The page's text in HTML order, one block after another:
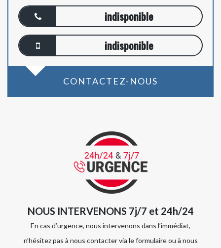
indisponible
indisponible
CONTACTEZ-NOUS
NOUS INTERVENONS 7j/7 et 24h/24
En cas d’urgence, nous intervenons dans l’immédiat,
n’hésitez pas à nous contacter via le formulaire ou à nous